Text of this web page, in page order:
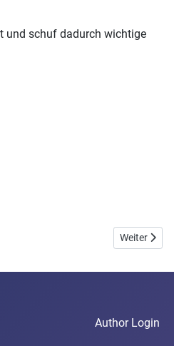
und schuf dadurch wichtige
Nächster
Weiter
Author Login